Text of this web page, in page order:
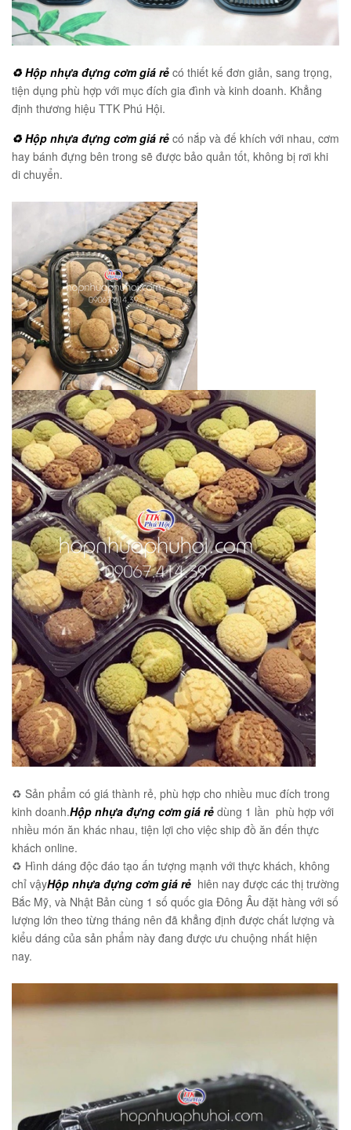
♻️ Hộp nhựa đựng cơm giá rẻ có thiết kế đơn giản, sang trọng,
tiện dụng phù hợp với mục đích gia đình và kinh doanh. Khẳng
định thương hiệu TTK Phú Hội.
♻️ Hộp nhựa đựng cơm giá rẻ có nắp và đế khích với nhau, cơm
hay bánh đựng bên trong sẽ được bảo quản tốt, không bị rơi khi
di chuyển.
♻️ Sản phẩm có giá thành rẻ, phù hợp cho nhiều muc đích trong
kinh doanh.Hộp nhựa đựng cơm giá rẻ dùng 1 lần phù hợp với
nhiều món ăn khác nhau, tiện lợi cho việc ship đồ ăn đến thực
khách online.
♻️ Hình dáng độc đáo tạo ấn tượng mạnh với thực khách, không
chỉ vậyHộp nhựa đựng cơm giá rẻ hiên nay được các thị trường
Bắc Mỹ, và Nhật Bản cùng 1 số quốc gia Đông Âu đặt hàng với số
lượng lớn theo từng tháng nên đã khẳng định được chất lượng và
kiểu dáng của sản phẩm này đang được ưu chuộng nhất hiện
nay.